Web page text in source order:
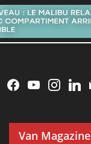
Van Magazine